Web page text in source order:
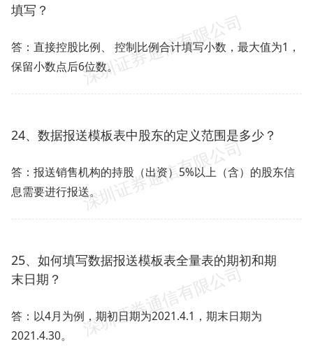
填写？
答：直接控股比例、 控制比例合计填写小数，最大值为1，
保留小数点后6位数。
24、数据报送模板表中股东的定义范围是多少？
答：报送销售机构的持股（出资）5%以上（含）的股东信
息需要进行报送。
25、如何填写数据报送模板表全量表的期初和期
末日期？
答：以4月为例，期初日期为2021.4.1，期末日期为
2021.4.30。